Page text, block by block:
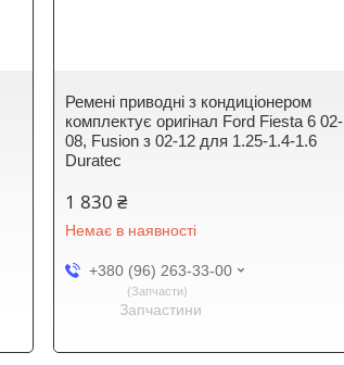
Ремені приводні з кондиціонером
комплектує оригінал Ford Fiesta 6 02-
08, Fusion з 02-12 для 1.25-1.4-1.6
Duratec
1 830 ₴
Немає в наявності
+380 (96) 263-33-00
Запчасти
Запчастини